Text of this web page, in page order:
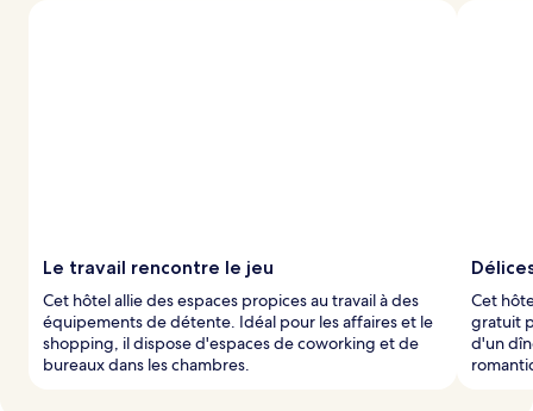
Le travail rencontre le jeu
Cet hôtel allie des espaces propices au travail à des
équipements de détente. Idéal pour les affaires et le
shopping, il dispose d'espaces de coworking et de
bureaux dans les chambres.
Cet
gratuit
d'un